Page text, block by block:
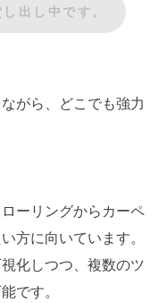
出し中です。
がら、どこでも強力
ーリングからカーペ
方に向いています。
化しつつ、複数のツ
です。